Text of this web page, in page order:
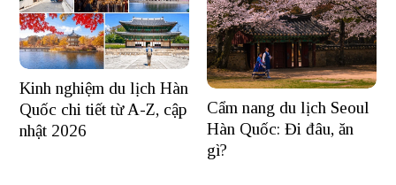
Kinh nghiệm du lịch Hàn
Quốc chi tiết từ A-Z, cập
nhật 2026
Cẩm nang du lịch Seoul
Hàn Quốc: Đi đâu, ăn
gì?